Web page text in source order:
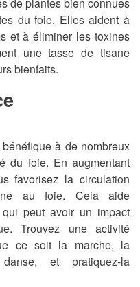
de plantes bien connues
du foie. Elles aident à
et à éliminer les toxines
une tasse de tisane
bienfaits.
à de nombreux
du foie. En augmentant
favorisez la circulation
au foie. Cela aide
peut avoir un impact
Trouvez une activité
ce soit la marche, la
et pratiquez-la